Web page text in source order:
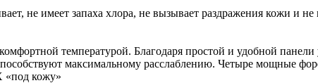
не имеет запаха хлора, не вызывает раздражения кожи и не
температурой. Благодаря простой и удобной
максимальному расслаблению. Четыре мощные
«под кожу»